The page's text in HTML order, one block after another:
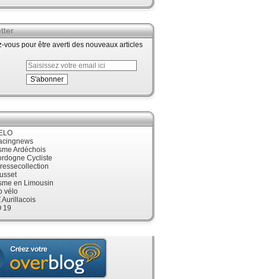
vous pour être averti des nouveaux articles
Ardéchois
Cycliste
en Limousin
vélo
19